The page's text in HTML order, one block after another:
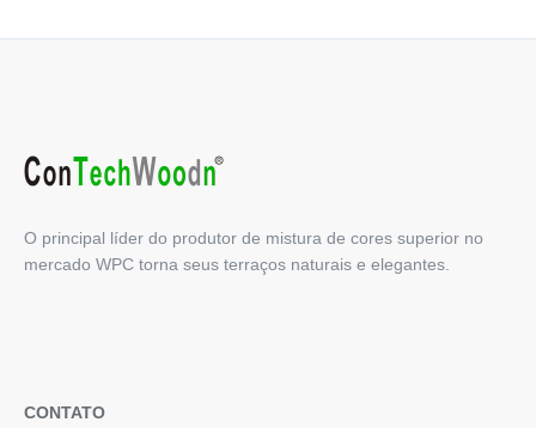
O principal líder do produtor de mistura de cores superior no
mercado WPC torna seus terraços naturais e elegantes.
CONTATO